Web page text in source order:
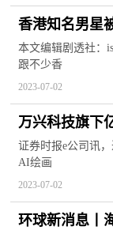
香港知名男星
友直呼不敢认
本文编辑剧透社：
跟不少香
2023-07-02
万兴科技旗下
点
证券时报e公司讯
AI绘画
2023-07-02
环球新消息丨